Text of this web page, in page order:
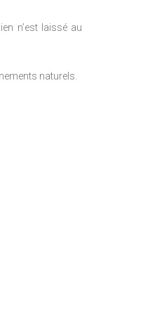
n’est laissé au
naturels.